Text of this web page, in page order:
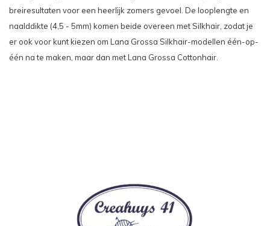
breiresultaten voor een heerlijk zomers gevoel. De looplengte en
naalddikte (4,5 - 5mm) komen beide overeen met Silkhair, zodat je
er ook voor kunt kiezen om Lana Grossa Silkhair-modellen één-op-
één na te maken, maar dan met Lana Grossa Cottonhair.